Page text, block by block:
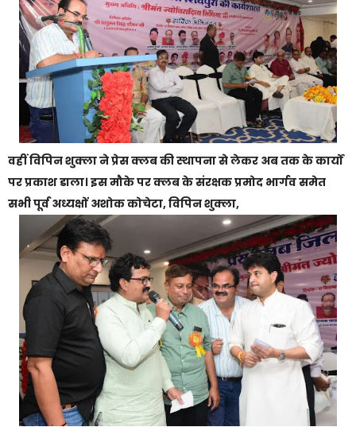
वहीं विपिन शुक्ला ने प्रेस क्लब की स्थापना से लेकर अब तक के कार्यों
पर प्रकाश डाला। इस मौके पर क्लब के संरक्षक प्रमोद भार्गव समेत
सभी पूर्व अध्यक्षों अशोक कोचेटा, विपिन शुक्ला,